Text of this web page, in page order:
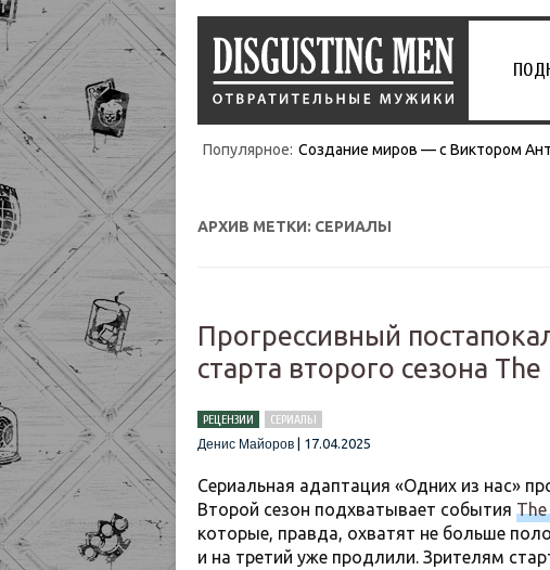
Популярное: Создание миров — с Виктором
АРХИВ МЕТКИ: СЕРИАЛЫ
Прогрессивный
старта второго сезона
РЕЦЕНЗИИ
СЕРИАЛЫ
Денис Майоров
17.04.2025
Сериальная адаптация «Одних из нас»
Второй сезон подхватывает события
которые, правда, охватят не больше
и на третий уже продлили. Зрителям